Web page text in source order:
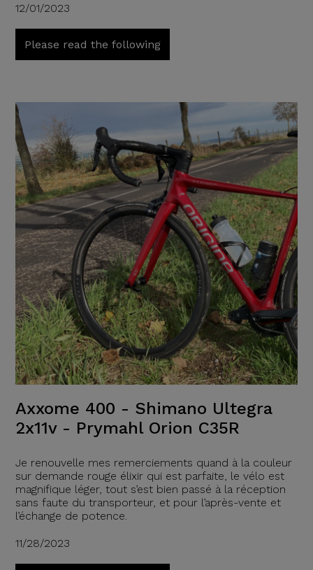
12/01/2023
Please read the following
Axxome 400 - Shimano Ultegra
2x11v - Prymahl Orion C35R
Je renouvelle mes remerciements quand à la couleur
sur demande rouge élixir qui est parfaite, le vélo est
magnifique léger, tout s’est bien passé à la réception
sans faute du transporteur, et pour l’après-vente et
l’échange de potence.
11/28/2023